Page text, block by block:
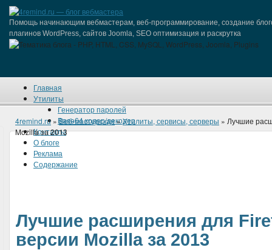
Помощь начинающим вебмастерам, веб-программирование, создание
плагинов WordPress, сайтов Joomla, SEO оптимизация и раскрутка
Главная
Утилиты
Генератор паролей
Base64 кодер/декодер
Контакты
О блоге
Реклама
Содержание
4remind.ru »Веб-мастерская»Утилиты, сервисы, серверы » Лучшие
Mozilla за 2013
Лучшие расширения для
версии Mozilla за 2013